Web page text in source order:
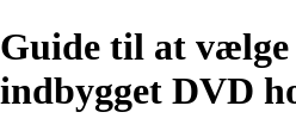
Guide til at vælge
indbygget DVD